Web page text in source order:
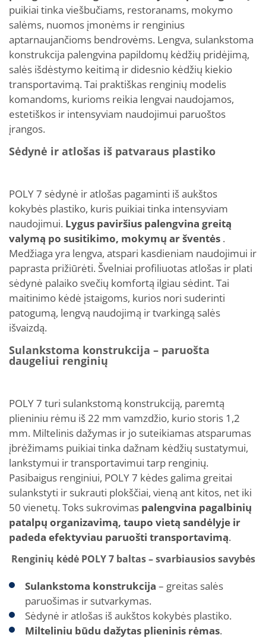
puikiai tinka viešbučiams, restoranams, mokymo
salėms, nuomos įmonėms ir renginius
aptarnaujančioms bendrovėms. Lengva, sulankstoma
konstrukcija palengvina papildomų kėdžių pridėjimą,
salės išdėstymo keitimą ir didesnio kėdžių kiekio
transportavimą. Tai praktiškas renginių modelis
komandoms, kurioms reikia lengvai naudojamos,
estetiškos ir intensyviam naudojimui paruoštos
įrangos.
Sėdynė ir atlošas iš patvaraus plastiko
POLY 7 sėdynė ir atlošas pagaminti iš aukštos
kokybės plastiko, kuris puikiai tinka intensyviam
naudojimui. Lygus paviršius palengvina greitą
valymą po susitikimo, mokymų ar šventės .
Medžiaga yra lengva, atspari kasdieniam naudojimui ir
paprasta prižiūrėti. Švelniai profiliuotas atlošas ir plati
sėdynė palaiko svečių komfortą ilgiau sėdint. Tai
maitinimo kėdė įstaigoms, kurios nori suderinti
patogumą, lengvą naudojimą ir tvarkingą salės
išvaizdą.
Sulankstoma konstrukcija – paruošta
daugeliui renginių
POLY 7 turi sulankstomą konstrukciją, paremtą
plieniniu rėmu iš 22 mm vamzdžio, kurio storis 1,2
mm. Miltelinis dažymas ir jo suteikiamas atsparumas
įbrėžimams puikiai tinka dažnam kėdžių sustatymui,
lankstymui ir transportavimui tarp renginių.
Pasibaigus renginiui, POLY 7 kėdes galima greitai
sulankstyti ir sukrauti plokščiai, vieną ant kitos, net iki
50 vienetų. Toks sukrovimas palengvina pagalbinių
patalpų organizavimą, taupo vietą sandėlyje ir
padeda efektyviau paruošti transportavimą.
Renginių kėdė POLY 7 baltas – svarbiausios savybės
Sulankstoma konstrukcija – greitas salės
paruošimas ir sutvarkymas.
Sėdynė ir atlošas iš aukštos kokybės plastiko.
Milteliniu būdu dažytas plieninis rėmas.